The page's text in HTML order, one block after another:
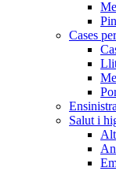
Cases
Salut i